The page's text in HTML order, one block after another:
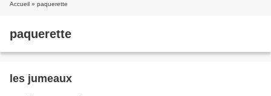
Accueil » paquerette
paquerette
les jumeaux